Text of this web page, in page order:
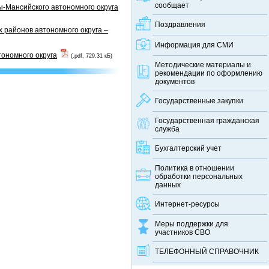
сообщает
Поздравления
Информация для СМИ
Методические материалы и
рекомендации по оформлению
документов
Государственные закупки
Государственная гражданская
служба
Бухгалтерский учет
Политика в отношении
обработки персональных
данных
Интернет-ресурсы
Меры поддержки для
участников СВО
ТЕЛЕФОННЫЙ CПРАВОЧНИК
автономного округа
автономного округа –
округа (.pdf, 729.31 кБ)